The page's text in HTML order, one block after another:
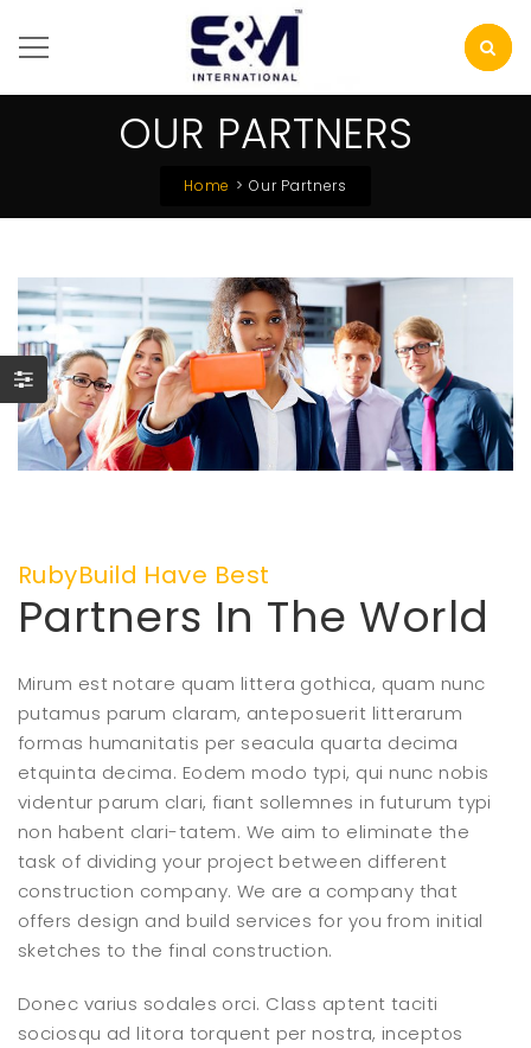
OUR PARTNERS
Home Our Partners
RubyBuild Have Best
Partners In The World
Mirum est notare quam littera gothica, quam nunc
putamus parum claram, anteposuerit litterarum
formas humanitatis per seacula quarta decima
etquinta decima. Eodem modo typi, qui nunc nobis
videntur parum clari, fiant sollemnes in futurum typi
non habent clari-tatem. We aim to eliminate the
task of dividing your project between different
construction company. We are a company that
offers design and build services for you from initial
sketches to the final construction.
Donec varius sodales orci. Class aptent taciti
sociosqu ad litora torquent per nostra, inceptos